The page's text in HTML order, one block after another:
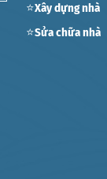
⭐Xây dựng nhà
⭐Sửa chữa nhà